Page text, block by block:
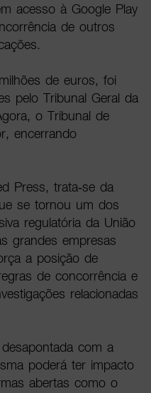
acesso à Google Play
de outros
de euros, foi
pelo Tribunal Geral da
o Tribunal de
encerrando
Press, trata-se da
se tornou um dos
regulatória da União
grandes empresas
a posição de
de concorrência e
relacionadas
com a
poderá ter impacto
abertas como o